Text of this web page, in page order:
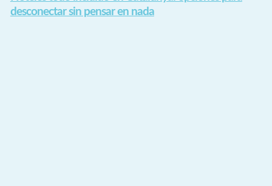
desconectar sin pensar en nada